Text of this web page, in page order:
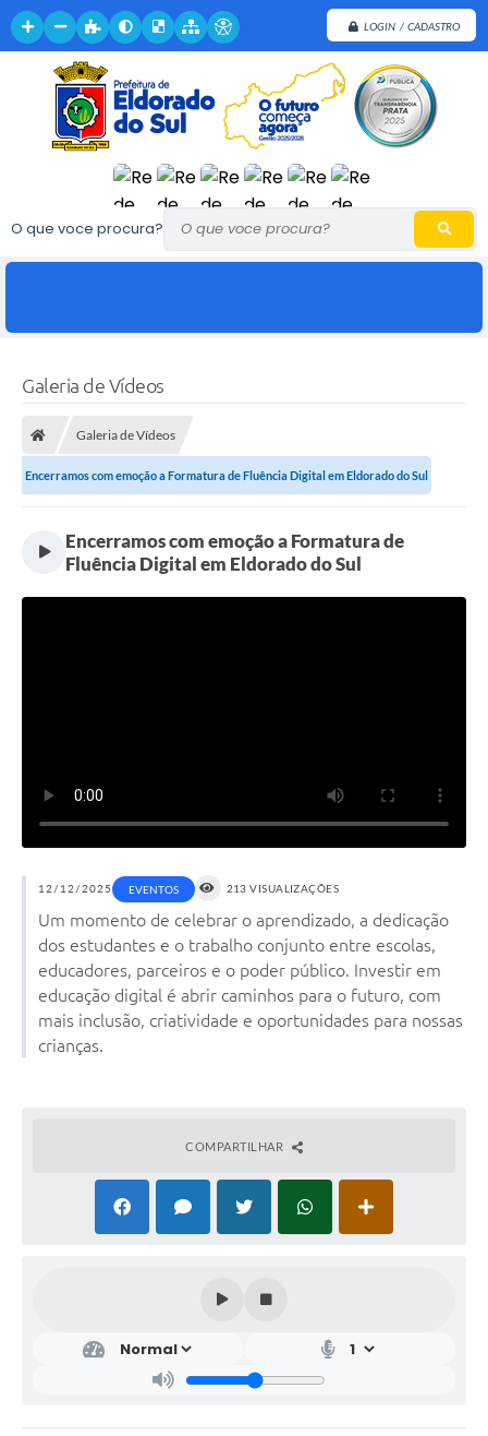
LOGIN / CADASTRO
O que voce procura?
Galeria de Vídeos
Galeria de Vídeos
Encerramos com emoção a Formatura de Fluência Digital em Eldorado do Sul
Encerramos com emoção a Formatura de
Fluência Digital em Eldorado do Sul
12/12/2025 EVENTOS 213 VISUALIZAÇÕES
Um momento de celebrar o aprendizado, a dedicação
dos estudantes e o trabalho conjunto entre escolas,
educadores, parceiros e o poder público. Investir em
educação digital é abrir caminhos para o futuro, com
mais inclusão, criatividade e oportunidades para nossas
crianças.
COMPARTILHAR